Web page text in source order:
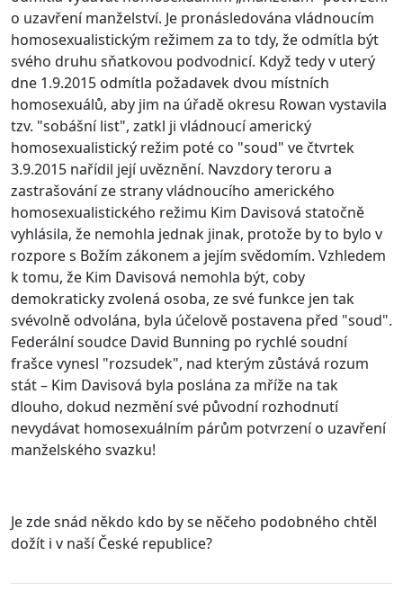
o uzavření manželství. Je pronásledována vládnoucím
homosexualistickým režimem za to tdy, že odmítla být
svého druhu sňatkovou podvodnicí. Když tedy v uterý
dne 1.9.2015 odmítla požadavek dvou místních
homosexuálů, aby jim na úřadě okresu Rowan vystavila
tzv. "sobášní list", zatkl ji vládnoucí americký
homosexualistický režim poté co "soud" ve čtvrtek
3.9.2015 nařídil její uvěznění. Navzdory teroru a
zastrašování ze strany vládnoucího amerického
homosexualistického režimu Kim Davisová statočně
vyhlásila, že nemohla jednak jinak, protože by to bylo v
rozpore s Božím zákonem a jejím svědomím. Vzhledem
k tomu, že Kim Davisová nemohla být, coby
demokraticky zvolená osoba, ze své funkce jen tak
svévolně odvolána, byla účelově postavena před "soud".
Federální soudce David Bunning po rychlé soudní
frašce vynesl "rozsudek", nad kterým zůstává rozum
stát – Kim Davisová byla poslána za mříže na tak
dlouho, dokud nezmění své původní rozhodnutí
nevydávat homosexuálním párům potvrzení o uzavření
manželského svazku!
Je zde snád někdo kdo by se něčeho podobného chtěl
dožít i v naší České republice?